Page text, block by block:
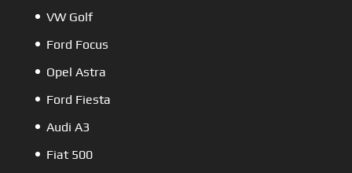
VW Golf
Ford Focus
Opel Astra
Ford Fiesta
Audi A3
Fiat 500